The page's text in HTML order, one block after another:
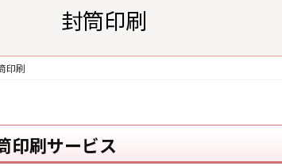
封筒印刷
印刷
印刷サービス